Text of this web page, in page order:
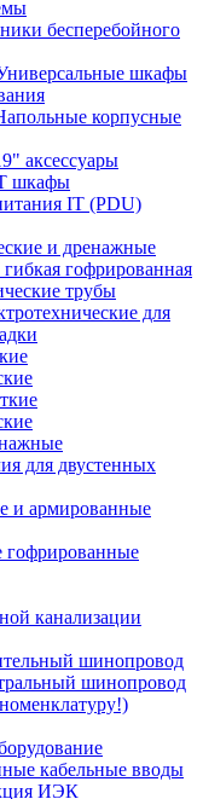
бесперебойного
шкафы
корпусные
аксессуары
шкафы
IT (PDU)
и дренажные
гофрированная
трубы
для
для двустенных
и армированные
гофрированные
канализации
шинопровод
шинопровод
кабельные вводы
ИЭК